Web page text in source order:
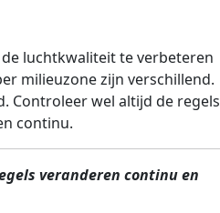
luchtkwaliteit te verbeteren
milieuzone zijn verschillend.
Controleer wel altijd de regels
continu.
veranderen continu en